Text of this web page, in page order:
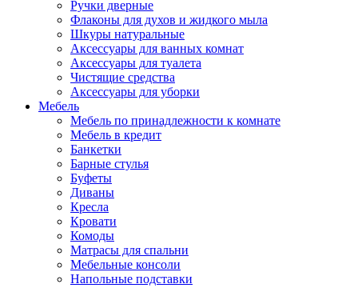
Ручки дверные
Флаконы для духов и жидкого мыла
Шкуры натуральные
Аксессуары для ванных комнат
Аксессуары для туалета
Чистящие средства
Аксессуары для уборки
Мебель
Мебель по принадлежности к комнате
Мебель в кредит
Банкетки
Барные стулья
Буфеты
Диваны
Кресла
Кровати
Комоды
Матрасы для спальни
Мебельные консоли
Напольные подставки